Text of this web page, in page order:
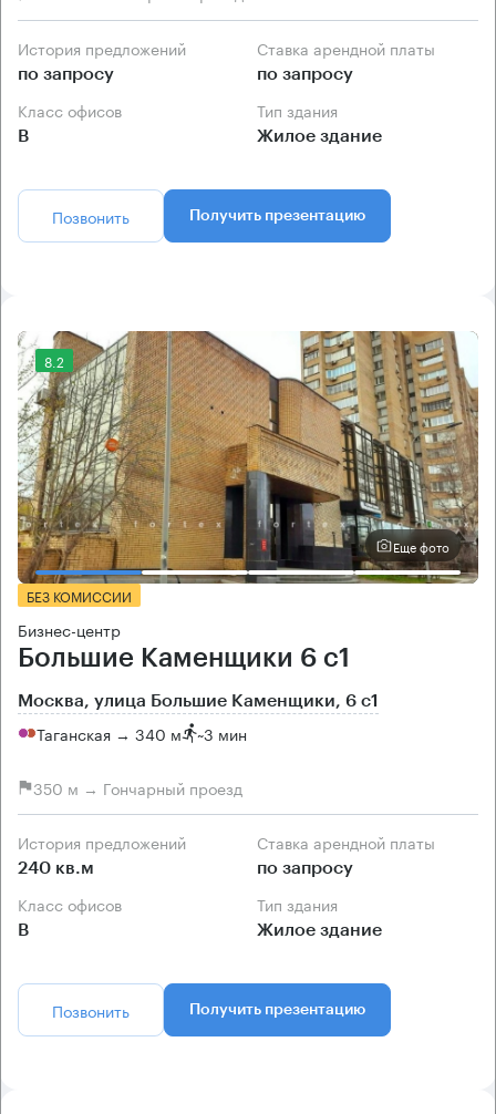
История предложений
по запросу
Ставка арендной платы
по запросу
Класс офисов
B
Тип здания
Жилое здание
Позвонить Получить презентацию
8.2
Еще фото
БЕЗ КОМИССИИ
Бизнес-центр
Большие Каменщики 6 с1
Москва, улица Большие Каменщики, 6 с1
Таганская → 340 м ~3 мин
350 м → Гончарный проезд
История предложений
240 кв.м
Ставка арендной платы
по запросу
Класс офисов
B
Тип здания
Жилое здание
Позвонить Получить презентацию